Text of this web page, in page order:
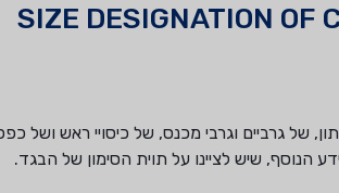
SIZE DESIGNATION OF
של גרביים וגרבי מכנס, של כיסויי ראש ושל
הנוסף, שיש לציינו על תוית הסימון של הבגד.